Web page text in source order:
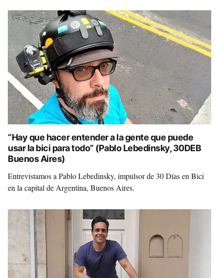
“Hay que hacer entender a la gente que puede
usar la bici para todo” (Pablo Lebedinsky, 30DEB
Buenos Aires)
Entrevistamos a Pablo Lebedinsky, impulsor de 30 Días en Bici
en la capital de Argentina, Buenos Aires.